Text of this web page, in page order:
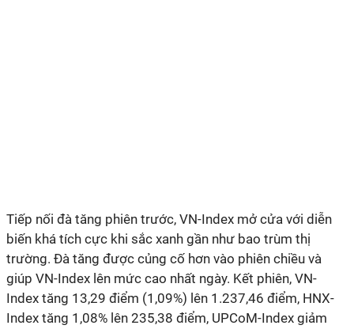
Tiếp nối đà tăng phiên trước, VN-Index mở cửa với diễn
biến khá tích cực khi sắc xanh gần như bao trùm thị
trường. Đà tăng được củng cố hơn vào phiên chiều và
giúp VN-Index lên mức cao nhất ngày. Kết phiên, VN-
Index tăng 13,29 điểm (1,09%) lên 1.237,46 điểm, HNX-
Index tăng 1,08% lên 235,38 điểm, UPCoM-Index giảm